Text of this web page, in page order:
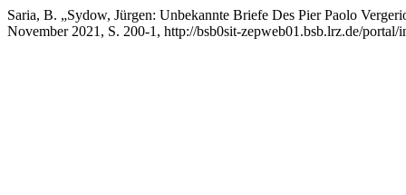
Saria, B. „Sydow, Jürgen: Unbekannte Briefe Des Pier Paolo
November 2021, S. 200-1, http://bsb0sit-zepweb01.bsb.lrz.de/